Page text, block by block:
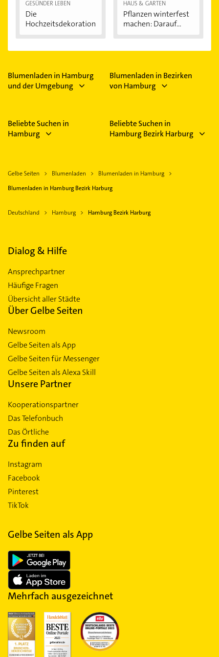
GESÜNDER LEBEN
Die
Hochzeitsdekoration
HAUS & GARTEN
Pflanzen winterfest
machen: Darauf...
Blumenladen in Hamburg
und der Umgebung
Blumenladen in Bezirken
von Hamburg
Beliebte Suchen in
Hamburg
Beliebte Suchen in
Hamburg Bezirk Harburg
Gelbe Seiten Blumenladen
Blumenladen in Hamburg
Blumenladen in Hamburg Bezirk Harburg
Deutschland Hamburg Hamburg Bezirk Harburg
Dialog & Hilfe
Ansprechpartner
Häufige Fragen
Übersicht aller Städte
Über Gelbe Seiten
Newsroom
Gelbe Seiten als App
Gelbe Seiten für Messenger
Gelbe Seiten als Alexa Skill
Unsere Partner
Kooperationspartner
Das Telefonbuch
Das Örtliche
Zu finden auf
Instagram
Facebook
Pinterest
TikTok
Gelbe Seiten als App
Mehrfach ausgezeichnet